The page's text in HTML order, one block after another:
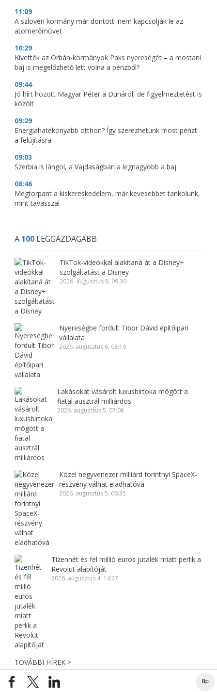
8p
11:09
A szlovén kormány már döntött: nem kapcsolják le az
atomerőművet
10:29
Kivették az Orbán-kormányok Paks nyereségét – a mostani
baj is megelőzhető lett volna a pénzből?
09:44
Jó hírt hozott Magyar Péter a Dunáról, de figyelmeztetést is
közölt
09:29
Energiahatékonyabb otthon? Így szerezhetünk most pénzt
a felújításra
09:03
Szerbia is lángol, a Vajdaságban a legnagyobb a baj
08:46
Megtorpant a kiskereskedelem, már kevesebbet tankolunk,
mint tavasszal
A 100 LEGGAZDAGABB
TikTok-videókkal alakítaná át a Disney+
szolgáltatást a Disney
2026. augusztus 6. 09:30
Nyereségbe fordult Tibor Dávid építőipari
vállalata
2026. augusztus 6. 08:19
Lakásokat vásárolt luxusbirtoka mögött a
fiatal ausztrál milliárdos
2026. augusztus 5. 07:08
Közel negyvenezer milliárd forintnyi SpaceX-
részvény válhat eladhatóvá
2026. augusztus 5. 06:35
Tizenhét és fél millió eurós jutalék miatt perlik a
Revolut alapítóját
2026. augusztus 4. 14:27
TOVÁBBI HÍREK >